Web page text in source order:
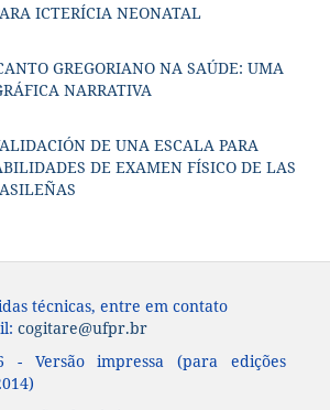
ICTERÍCIA NEONATAL
GREGORIANO NA SAÚDE: UMA
NARRATIVA
DE UNA ESCALA PARA
DE EXAMEN FÍSICO DE LAS
técnicas, entre em contato
cogitare@ufpr.br
- Versão impressa (para edições